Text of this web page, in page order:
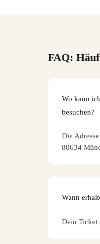
FAQ:
Wo kann
besuchen?
Die
80634
Wann
Dein Ticket